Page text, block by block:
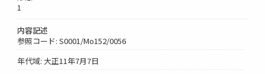
1
内容記述
参照コード: S0001/Mo152/0056
年代域: 大正11年7月7日